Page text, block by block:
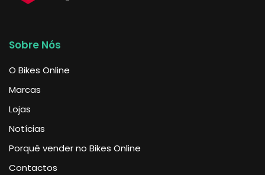
Sobre Nós
O Bikes Online
Marcas
Lojas
Notícias
Porquê vender no Bikes Online
Contactos